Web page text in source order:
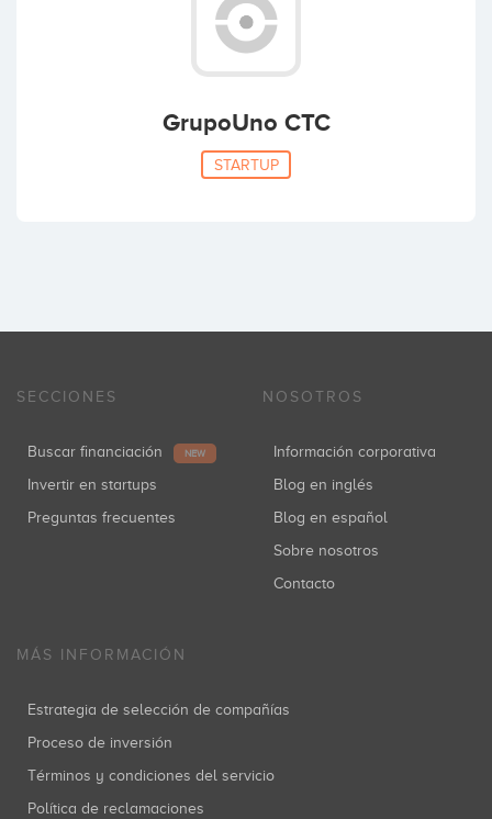
GrupoUno CTC
STARTUP
SECCIONES
Buscar financiación NEW
Invertir en startups
Preguntas frecuentes
NOSOTROS
Información corporativa
Blog en inglés
Blog en español
Sobre nosotros
Contacto
MÁS INFORMACIÓN
Estrategia de selección de compañías
Proceso de inversión
Términos y condiciones del servicio
Política de reclamaciones